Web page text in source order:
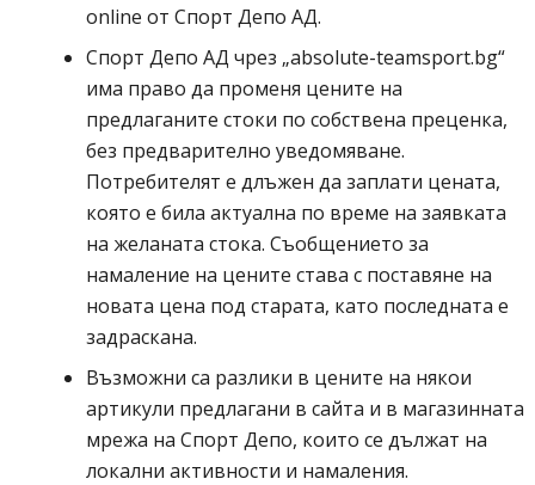
online от Спорт Депо АДСпорт депо А ДЕ
.
Спорт Депо АД Спорт депо А ДЕ
чрез „absolute-teamsport.bg“
има право да променя цените на
предлаганите стоки по собствена преценка,
без предварително уведомяване.
Потребителят е длъжен да заплати цената,
която е била актуална по време на заявката
на желаната стока. Съобщението за
намаление на цените става с поставяне на
новата цена под старата, като последната е
задраскана.
Възможни са разлики в цените на някои
артикули предлагани в сайта и в магазинната
мрежа на Спорт Депо, които се дължат на
локални активности и намаления.